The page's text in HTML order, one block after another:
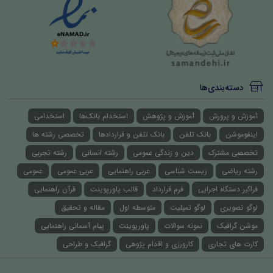
دسته‌بندی‌ها
آموزش و پرورش آموزش و پژوهش استخدام بانک‌ها
استخدامی
اینفوموشن
بانک تلفن بانک تلفن و قراردادها
تخصصی رشته ها
تخصصی مشترک
دین و زندگی عمومی رشته انسانی
رشته تجربی
رشته ریاضی
زیست شناسی عربی راهنمایی عربی عمومی
عمومی
فراگیر دستگاه اجرایی
فرم قرارداد قالب پاورپوینت
قرآن راهنمایی
لوگو تصویری
لوگو تمپلیت متوسطه اول
مقاله و تحقیق
موشن گرافیک
نمونه سوالات پاورپوینت
پیام آسمانی راهنمایی
کارت های تجاری
کارورزی و اقدام پژوهی گرافیک و طراحی